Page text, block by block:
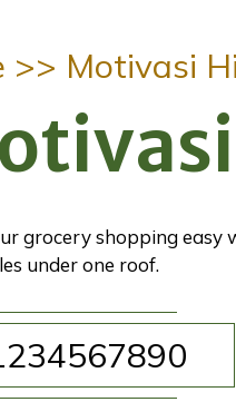
>> Motivasi
grocery shopping easy
under one roof.